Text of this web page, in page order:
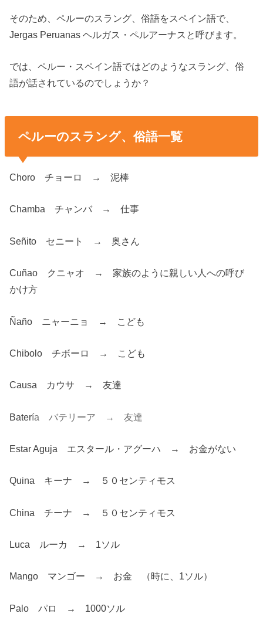
そのため、ペルーのスラング、俗語をスペイン語で、
Jergas Peruanas ヘルガス・ペルアーナスと呼びます。
では、ペルー・スペイン語ではどのようなスラング、俗
語が話されているのでしょうか？
ペルーのスラング、俗語一覧
Choro チョーロ → 泥棒
Chamba チャンバ → 仕事
Señito セニート → 奥さん
Cuñao クニャオ → 家族のように親しい人への呼び
かけ方
Ñaño ニャーニョ → こども
Chibolo チボーロ → こども
Causa カウサ → 友達
Batería バテリーア → 友達
Estar Aguja エスタール・アグーハ → お金がない
Quina キーナ → ５０センティモス
China チーナ → ５０センティモス
Luca ルーカ → 1ソル
Mango マンゴー → お金 （時に、1ソル）
Palo パロ → 1000ソル